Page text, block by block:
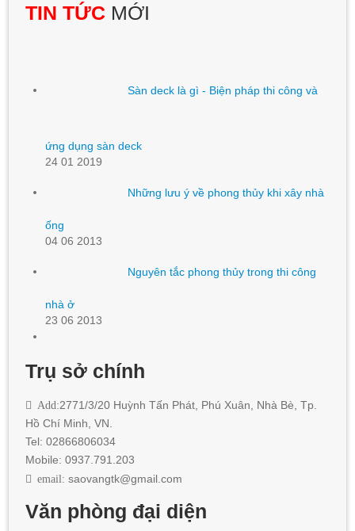
TIN TỨCMỚI
Sàn deck là gì - Biện pháp thi công và
ứng dụng sàn deck
24 01 2019
Những lưu ý về phong thủy khi xây nhà
ống
04 06 2013
Nguyên tắc phong thủy trong thi công
nhà ở
23 06 2013
Trụ sở chính
Add:2771/3/20 Huỳnh Tấn Phát, Phú Xuân, Nhà Bè, Tp.
Hồ Chí Minh , VN.
Tel: 02866806034
Mobile: 0937.791.203
email: saovangtk@gmail.com
Văn phòng đại diện